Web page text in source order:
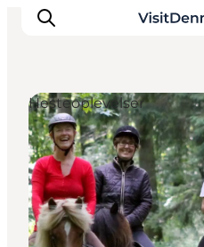
Inspiration
Destinationer
Oplevelser
Overnatning
Hesteoplevelser